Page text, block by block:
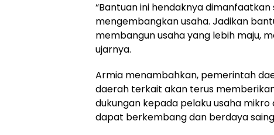
“Bantuan ini hendaknya
mengembangkan usaha. Jadikan
membangun usaha yang lebih maju,
ujarnya.
Armia menambahkan, pemerintah
daerah terkait akan terus
dukungan kepada pelaku usaha
dapat berkembang dan berdaya